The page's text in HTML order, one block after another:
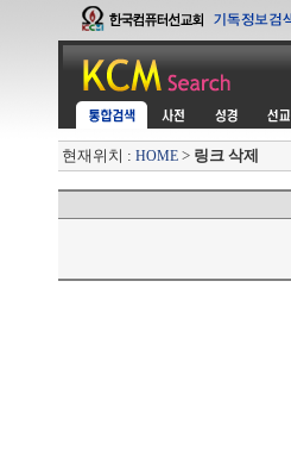
현재위치 : HOME > 링크 삭제